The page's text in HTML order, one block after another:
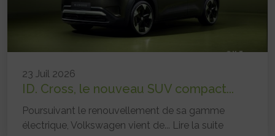
23 Juil 2026
ID. Cross, le nouveau SUV compact...
Poursuivant le renouvellement de sa gamme
électrique, Volkswagen vient de... Lire la suite